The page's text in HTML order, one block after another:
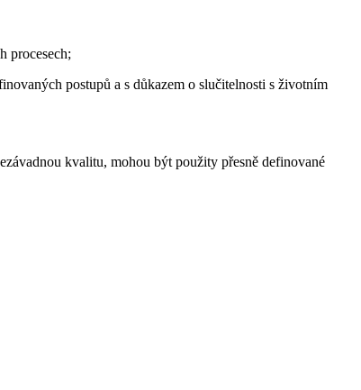
procesech;
postupů a s důkazem o slučitelnosti s životním
kvalitu, mohou být použity přesně definované